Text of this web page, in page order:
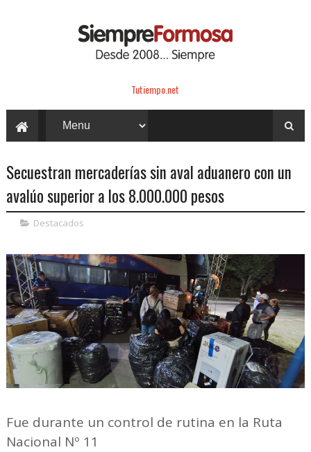
Tutiempo.net
Secuestran mercaderías sin aval aduanero con un
avalúo superior a los 8.000.000 pesos
Destacados
Fue durante un control de rutina en la Ruta
Nacional Nº 11